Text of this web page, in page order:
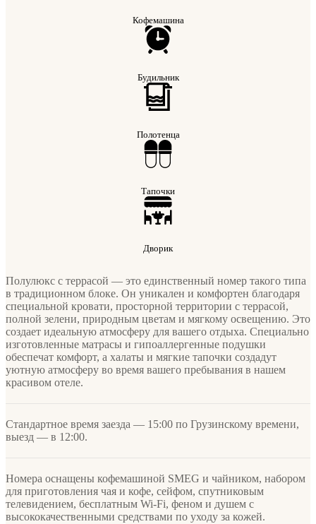
Кофемашина
Будильник
Полотенца
Тапочки
Дворик
Полулюкс с террасой — это единственный номер такого типа
в традиционном блоке. Он уникален и комфортен благодаря
специальной кровати, просторной территории с террасой,
полной зелени, природным цветам и мягкому освещению. Это
создает идеальную атмосферу для вашего отдыха. Специально
изготовленные матрасы и гипоаллергенные подушки
обеспечат комфорт, а халаты и мягкие тапочки создадут
уютную атмосферу во время вашего пребывания в нашем
красивом отеле.
Стандартное время заезда — 15:00 по Грузинскому времени,
выезд — в 12:00.
Номера оснащены кофемашиной SMEG и чайником, набором
для приготовления чая и кофе, сейфом, спутниковым
телевидением, бесплатным Wi-Fi, феном и душем с
высококачественными средствами по уходу за кожей.